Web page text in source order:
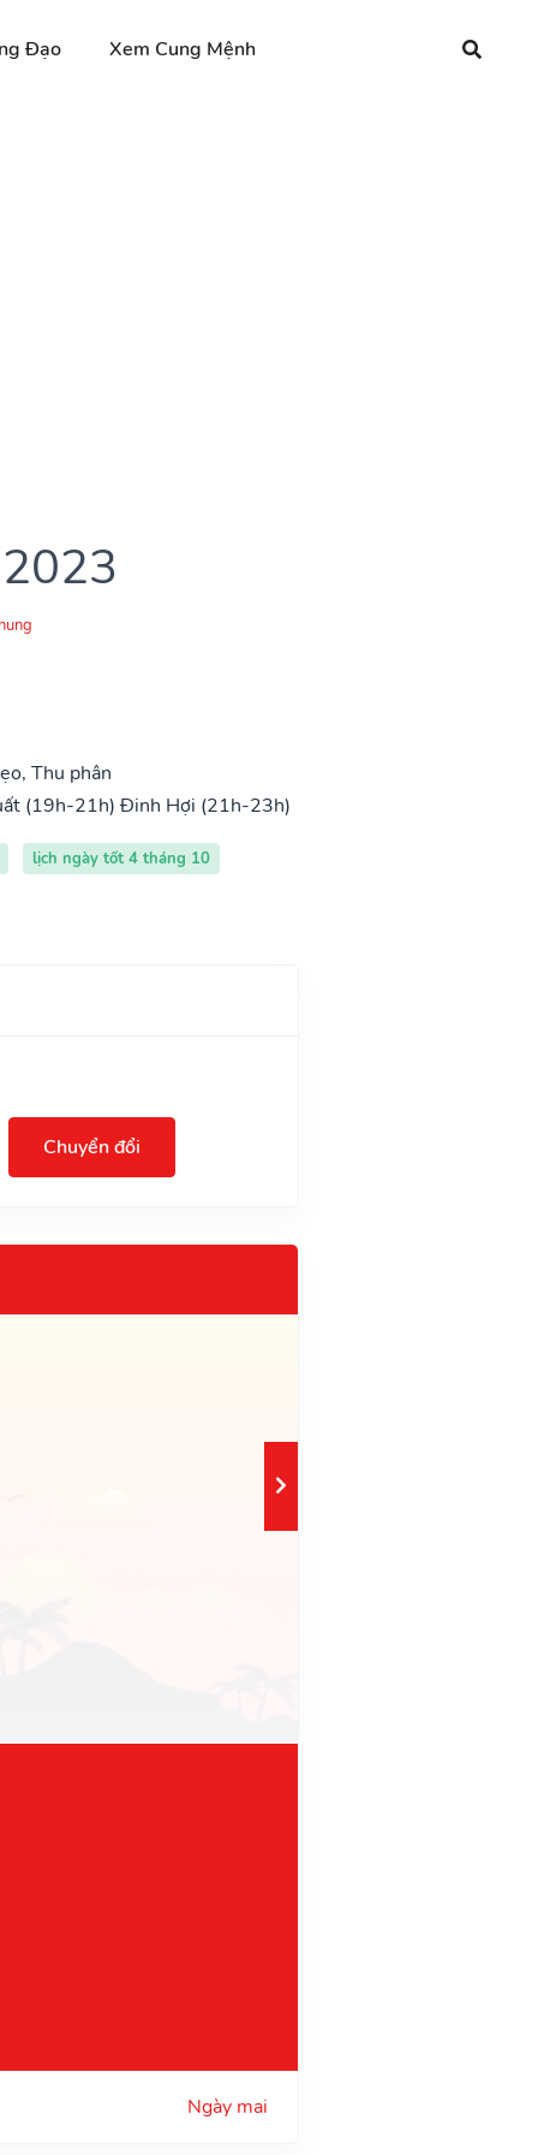
Đạo Xem Cung Mệnh
Thu phân
(19h-21h) Đinh Hợi (21h-23h)
lịch ngày tốt 4 tháng 10
Chuyển đổi
Ngày mai